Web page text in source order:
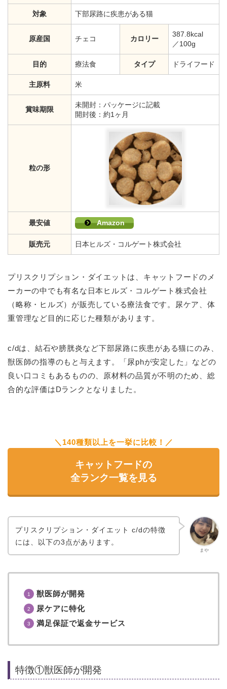
対象 下部尿路に疾患がある猫
原産国 チェコ カロリー
387.8kcal
／100g
目的 療法食 タイプ ドライフード
主原料 米
賞味期限
未開封：パッケージに記載
開封後：約1ヶ月
粒の形
最安値 Amazon
販売元 日本ヒルズ・コルゲート株式会社
プリスクリプション・ダイエットは、キャットフードのメ
ーカーの中でも有名な日本ヒルズ・コルゲート株式会社
（略称・ヒルズ）が販売している療法食です。尿ケア、体
重管理など目的に応じた種類があります。
c/dは、結石や膀胱炎など下部尿路に疾患がある猫にのみ、
獣医師の指導のもと与えます。「尿phが安定した」などの
良い口コミもあるものの、原材料の品質が不明のため、総
合的な評価はDランクとなりました。
＼140種類以上を一挙に比較！／
キャットフードの
全ランク一覧を見る
まや
プリスクリプション・ダイエット c/dの特徴
には、以下の3点があります。
獣医師が開発
尿ケアに特化
満足保証で返金サービス
特徴①獣医師が開発